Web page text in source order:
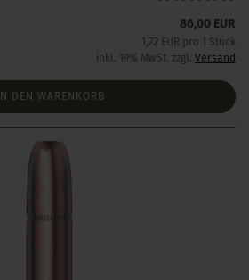
86,00 EUR
1,72 EUR pro 1 Stück
inkl. 19% MwSt. zzgl. Versand
IN DEN WARENKORB